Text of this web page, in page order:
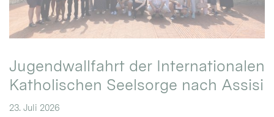
Jugendwallfahrt der Internationalen
Katholischen Seelsorge nach Assisi
23. Juli 2026